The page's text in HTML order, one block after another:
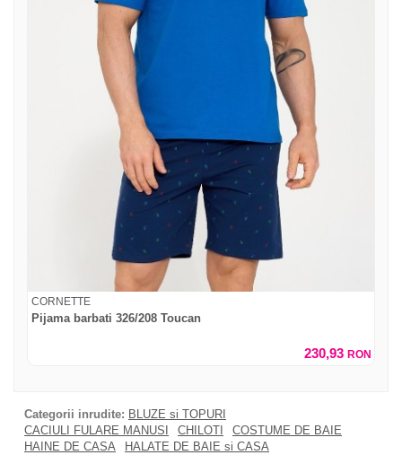
CORNETTE
Pijama barbati 326/208 Toucan
230,93 RON
Categorii inrudite: BLUZE si TOPURI
CACIULI FULARE MANUSI
CHILOTI
COSTUME DE BAIE
HAINE DE CASA
HALATE DE BAIE si CASA